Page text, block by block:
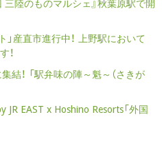
三陸のものマルシェ』秋葉原駅で開
産直市進行中！ 上野駅において
！
！ 「駅弁味の陣～魁～（さきが
EAST x Hoshino Resorts「外国